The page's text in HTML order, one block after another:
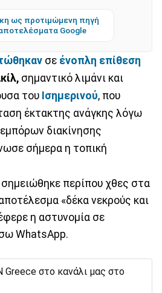
ως προτιμώμενη πηγή
Google
σε ένοπλη επίθεση
σημαντικό λιμάνι και
του Ισημερινού, που
έκτακτης ανάγκης λόγω
διακίνησης
σήμερα η τοπική
περίπου χθες στα
«δέκα νεκρούς και
η αστυνομία σε
WhatsApp.
Greece στο κανάλι μας στο